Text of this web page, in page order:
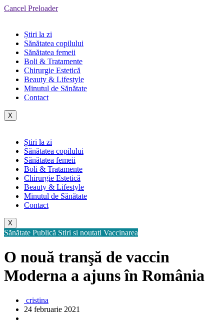
Cancel Preloader
Știri la zi
Sănătatea copilului
Sănătatea femeii
Boli & Tratamente
Chirurgie Estetică
Beauty & Lifestyle
Minutul de Sănătate
Contact
X
Știri la zi
Sănătatea copilului
Sănătatea femeii
Boli & Tratamente
Chirurgie Estetică
Beauty & Lifestyle
Minutul de Sănătate
Contact
X
Sănătate Publică Stiri si noutati Vaccinarea
O nouă tranşă de vaccin
Moderna a ajuns în România
cristina
24 februarie 2021